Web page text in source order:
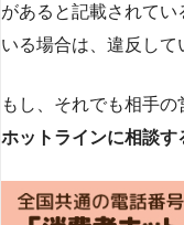
があると記載されて
いる場合は、違反して
もし、それでも相手の
ホットラインに相談す